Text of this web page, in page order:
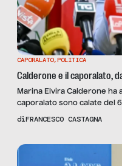
CAPORALATO,POLITICA
Calderone e il caporalato,
Marina Elvira Calderone ha
caporalato sono calate del
lavoro nei campi sta
diFRANCESCO CASTAGNA